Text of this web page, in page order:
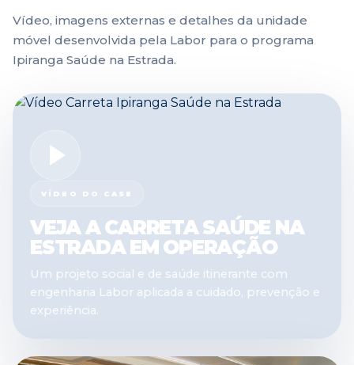
Vídeo, imagens externas e detalhes da unidade
móvel desenvolvida pela Labor para o programa
Ipiranga Saúde na Estrada.
VÍDEO DO CASE
VEJA A CARRETA SAÚDE NA
ESTRADA EM OPERAÇÃO
Um projeto social e de saúde itinerante com
engenharia Labor aplicada a cuidado, prevenção e
experiência.